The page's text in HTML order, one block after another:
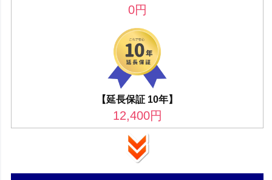
0円
【延長保証 10年】
12,400円